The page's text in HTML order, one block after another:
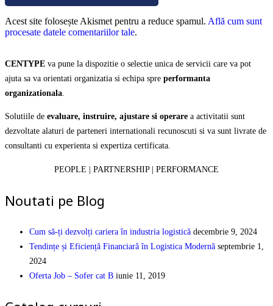
Acest site folosește Akismet pentru a reduce spamul. Află cum sunt
procesate datele comentariilor tale.
CENTYPE va pune la dispozitie o selectie unica de servicii care va pot
ajuta sa va orientati organizatia si echipa spre performanta
organizationala
Solutiile de evaluare, instruire, ajustare si operare a activitatii sunt
dezvoltate alaturi de parteneri internationali recunoscuti si va sunt livrate de
consultanti cu experienta si expertiza certificata.
PEOPLE | PARTNERSHIP | PERFORMANCE
Noutati pe Blog
Cum să-ți dezvolți cariera în industria logistică decembrie 9, 2024
Tendințe și Eficiență Financiară în Logistica Modernă septembrie 1,
2024
Oferta Job – Sofer cat B iunie 11, 2019